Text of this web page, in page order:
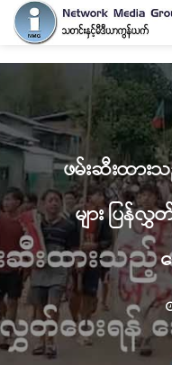
ဖမ်းဆီးထားသ
များ ပြန်